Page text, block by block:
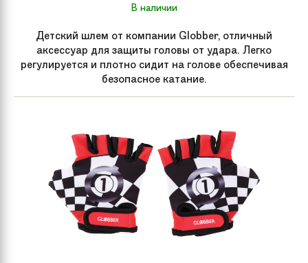
В наличии
Детский шлем от компании Globber, отличный
аксессуар для защиты головы от удара. Легко
регулируется и плотно сидит на голове обеспечивая
безопасное катание.